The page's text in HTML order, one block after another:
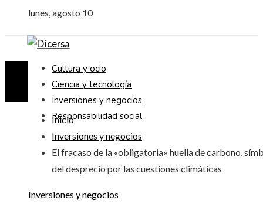
lunes, agosto 10
Cultura y ocio
Ciencia y tecnología
Inversiones y negocios
Responsabilidad social
Inicio
Inversiones y negocios
El fracaso de la «obligatoria» huella de carbono,
del desprecio por las cuestiones climáticas
Inversiones y negocios